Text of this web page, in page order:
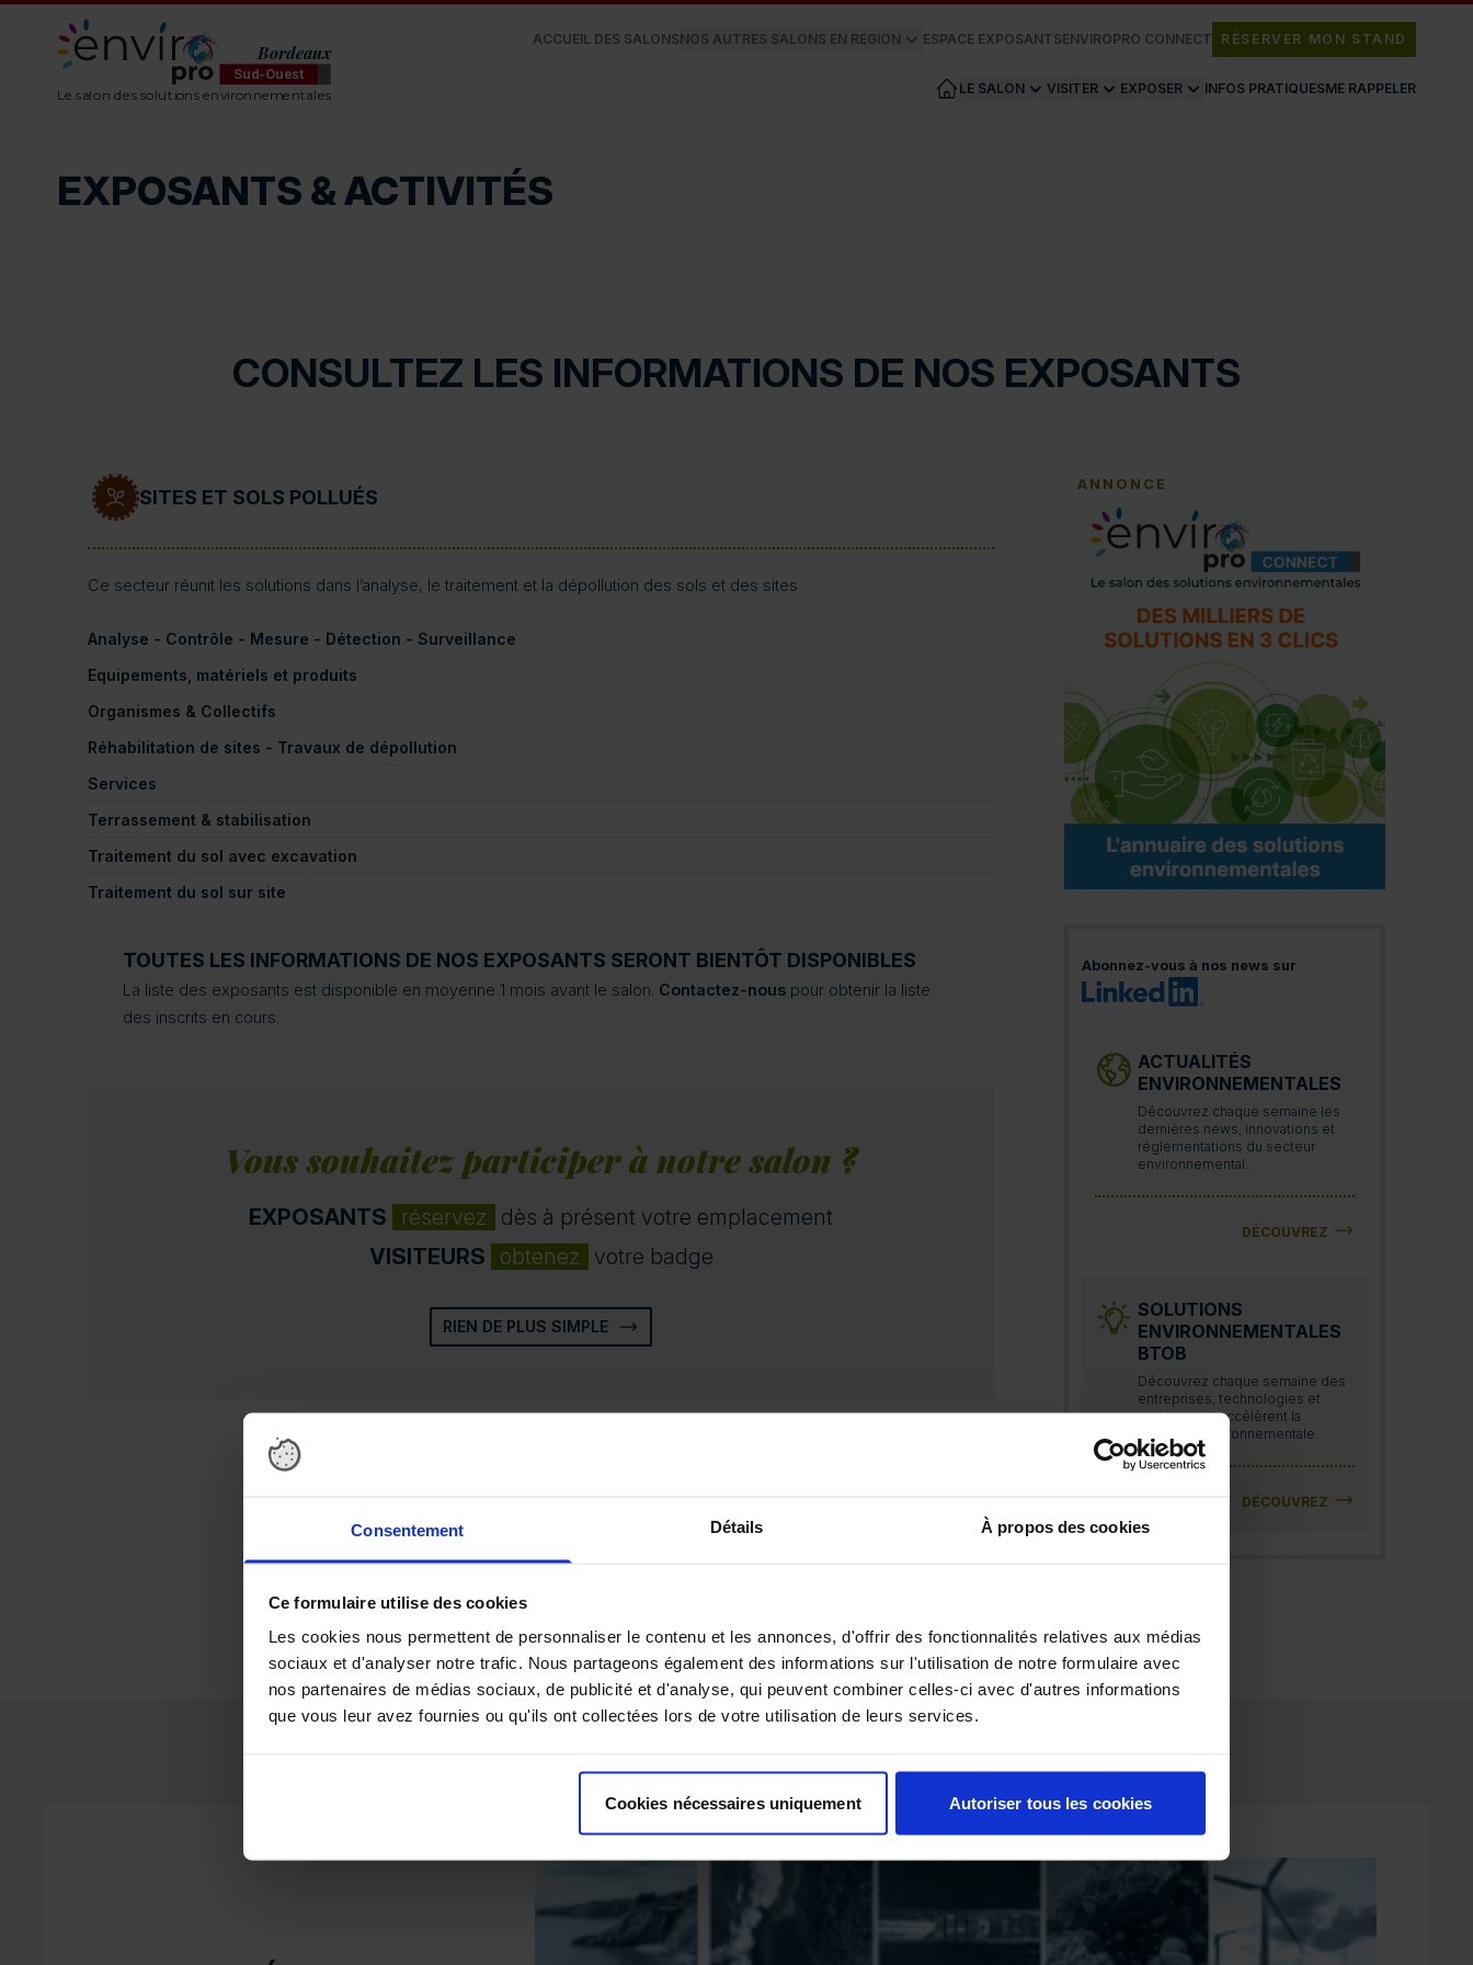
Consentement Détails À propos des cookies
Ce formulaire utilise des cookies
Les cookies nous permettent de personnaliser le contenu et les annonces, d'offrir des fonctionnalités relatives aux médias
sociaux et d'analyser notre trafic. Nous partageons également des informations sur l'utilisation de notre formulaire avec
nos partenaires de médias sociaux, de publicité et d'analyse, qui peuvent combiner celles-ci avec d'autres informations
que vous leur avez fournies ou qu'ils ont collectées lors de votre utilisation de leurs services.
Cookies nécessaires uniquement Autoriser tous les cookies
ENVIROpro Sud-Ouest - Bordeaux
Bordeaux
Sud-Ouest
Le salon des solutions environnementales
ACCUEIL DES SALONSNOS AUTRES SALONS EN RÉGION ESPACE EXPOSANTSENVIROPRO CONNECT RÉSERVER MON STAND
LE SALON VISITER EXPOSER INFOS PRATIQUESME RAPPELER
EXPOSANTS & ACTIVITÉS
CONSULTEZ LES INFORMATIONS DE NOS EXPOSANTS
SITES ET SOLS POLLUÉS
Ce secteur réunit les solutions dans l’analyse, le traitement et la dépollution des sols et des sites
Analyse - Contrôle - Mesure - Détection - Surveillance
Equipements, matériels et produits
Organismes & Collectifs
Réhabilitation de sites - Travaux de dépollution
Services
Terrassement & stabilisation
Traitement du sol avec excavation
Traitement du sol sur site
TOUTES LES INFORMATIONS DE NOS EXPOSANTS SERONT BIENTÔT DISPONIBLES
La liste des exposants est disponible en moyenne 1 mois avant le salon. Contactez-nous pour obtenir la liste
des inscrits en cours.
Vous souhaitez participer à notre salon ?
EXPOSANTS réservez
dès à présent votre emplacement
VISITEURS
obtenez votre badge
RIEN DE PLUS SIMPLE
ANNONCE
Abonnez-vous à nos news sur
ACTUALITÉS
ENVIRONNEMENTALES
Découvrez chaque semaine les
dernières news, innovations et
réglementations du secteur
environnemental.
DÉCOUVREZ
SOLUTIONS
ENVIRONNEMENTALES
BTOB
Découvrez chaque semaine des
entreprises, technologies et
services qui accélèrent la
transition environnementale.
DÉCOUVREZ